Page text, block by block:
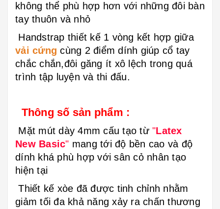
không thể phù hợp hơn với những đôi bàn
tay thuôn và nhỏ
Handstrap thiết kế 1 vòng kết hợp giữa
vải cứng cùng 2 điểm dính giúp cổ tay
chắc chắn,đôi găng ít xô lệch trong quá
trình tập luyện và thi đấu.
Thông số sản phẩm :
Mặt mút dày 4mm cấu tạo từ"Latex
New Basic" mang tới độ bền cao và độ
dính khá phù hợp với sân cỏ nhân tạo
hiện tại
Thiết kế xòe đã được tinh chỉnh nhằm
giảm tối đa khả năng xảy ra chấn thương